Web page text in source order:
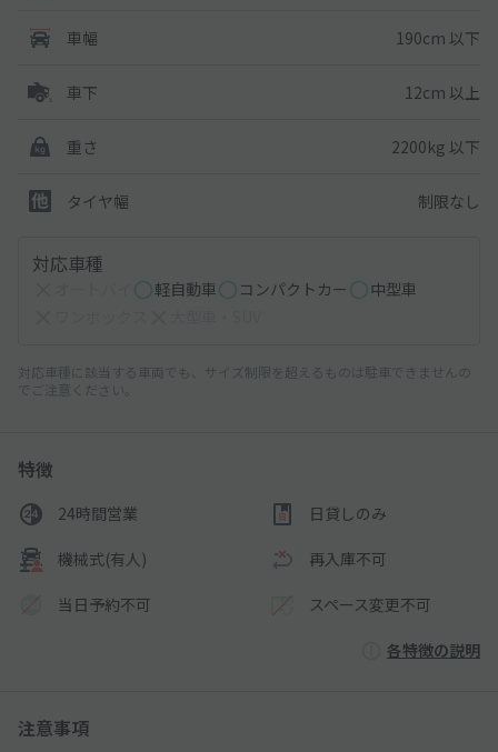
車幅 190cm 以下
車下 12cm 以上
重さ 2200kg 以下
タイヤ幅 制限なし
対応車種
軽自動車 コンパクトカー
中型車
対応車種に該当する車両でも、サイズ制限を超えるものは駐車できませんの
でご注意ください。
特徴
24時間営業 日貸しのみ
機械式(有人) 再入庫不可
当日予約不可 スペース変更不可
各特徴の説明
注意事項